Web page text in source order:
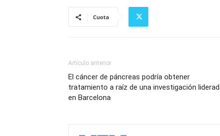
Cuota
Artículo anterior
El cáncer de páncreas podría obtener
tratamiento a raíz de una investigación
en Barcelona